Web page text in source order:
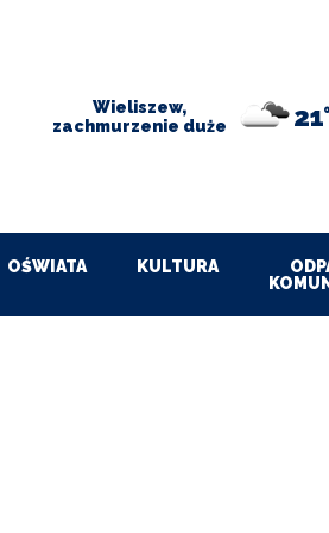
Wieliszew,
zachmurzenie duże
OŚWIATA KULTURA